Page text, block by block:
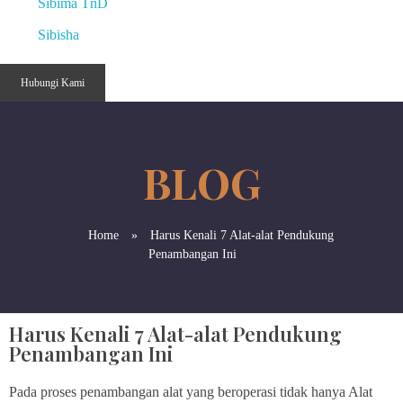
Sibisha
Hubungi Kami
Home »
Harus Kenali 7 Alat-alat Pendukung
Penambangan Ini
Harus Kenali 7 Alat-alat Pendukung
Penambangan Ini
Pada proses penambangan alat yang beroperasi tidak hanya Alat